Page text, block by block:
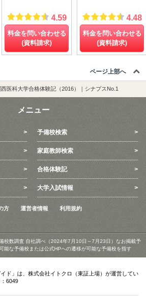
4.59
料金を問い合わせる
(資料請求)
4.48
料金を問い合わせる
(資料請求)
ページ上部へ
西医科大学合格体験記（2016）｜シナプスNo.1
メニュー
予備校検索
家庭教師検索
合格体験記
大学入試情報
方 運営者情報 利用規約
校数調査 自社調べ（2024年7月10日～7月23日）なお掲載予
能な予備校または公式HPへの遷移が可能な予備校を指す
イド」は、株式会社イトクロ（東証上場）が運営してい
6049